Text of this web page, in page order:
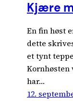
Kjære
En fin høst
dette
et tynt
Kornhøsten
har…
12.